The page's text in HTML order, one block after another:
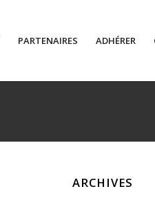
PARTENAIRES ADHÉRER
ARCHIVES